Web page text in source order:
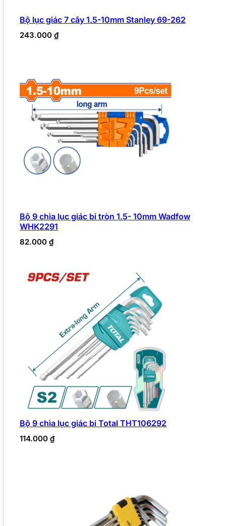
Bộ lục giác 7 cây 1.5-10mm Stanley 69-262
243.000 ₫
Bộ 9 chìa lục giác bi tròn 1.5- 10mm Wadfow
WHK2291
82.000 ₫
Bộ 9 chìa lục giác bi Total THT106292
114.000 ₫